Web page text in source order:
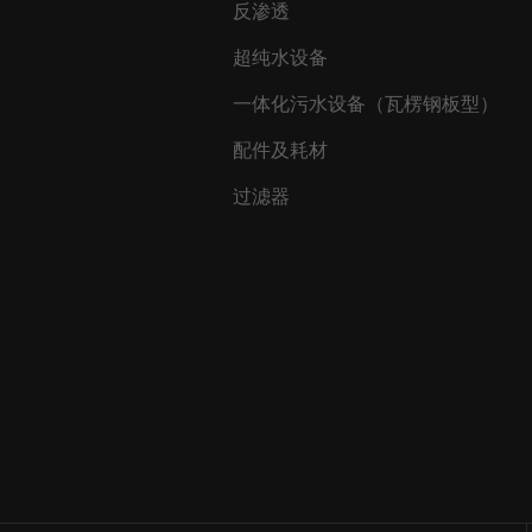
反渗透
超纯水设备
一体化污水设备（瓦楞钢板型）
配件及耗材
过滤器